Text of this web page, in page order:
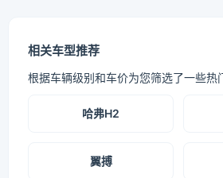
相关车型推荐
根据车辆级别和车价为您筛选了一些热
哈弗H2
翼搏